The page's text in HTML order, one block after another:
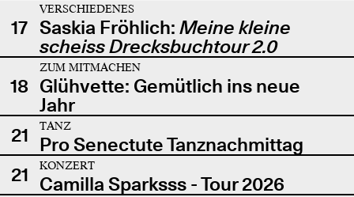
17
VERSCHIEDENES
Saskia Fröhlich: Meine kleine
scheiss Drecksbuchtour 2.0
18
ZUM MITMACHEN
Glühvette: Gemütlich ins neue
Jahr
21
TANZ
Pro Senectute Tanznachmittag
21
KONZERT
Camilla Sparksss - Tour 2026